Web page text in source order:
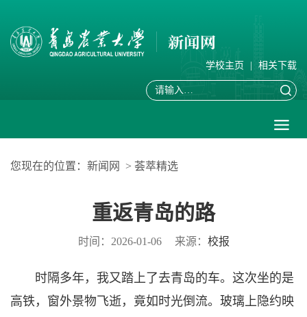
学校主页 相关下载
您现在的位置： 新闻网 > 荟萃精选
重返青岛的路
时间：2026-01-06 来源： 校报
时隔多年，我又踏上了去青岛的车。这次坐的是
高铁，窗外景物飞逝，竟如时光倒流。玻璃上隐约映